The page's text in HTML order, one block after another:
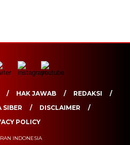
HAK JAWAB
REDAKSI
SIBER
DISCLAIMER
POLICY
INDONESIA